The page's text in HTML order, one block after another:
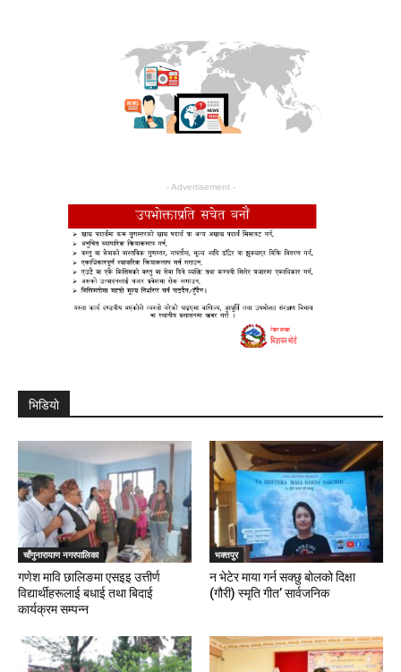
- Advertisement -
भिडियाे
चाँगुनारायाण नगरपालिका
गणेश मावि छालिङमा एसइइ उत्तीर्ण
विद्यार्थीहरूलाई बधाई तथा बिदाई
कार्यक्रम सम्पन्न
भक्तपुर
न भेटेर माया गर्न सक्छु बोलको दिक्षा
(गौरी) स्मृति गीत’ सार्वजनिक